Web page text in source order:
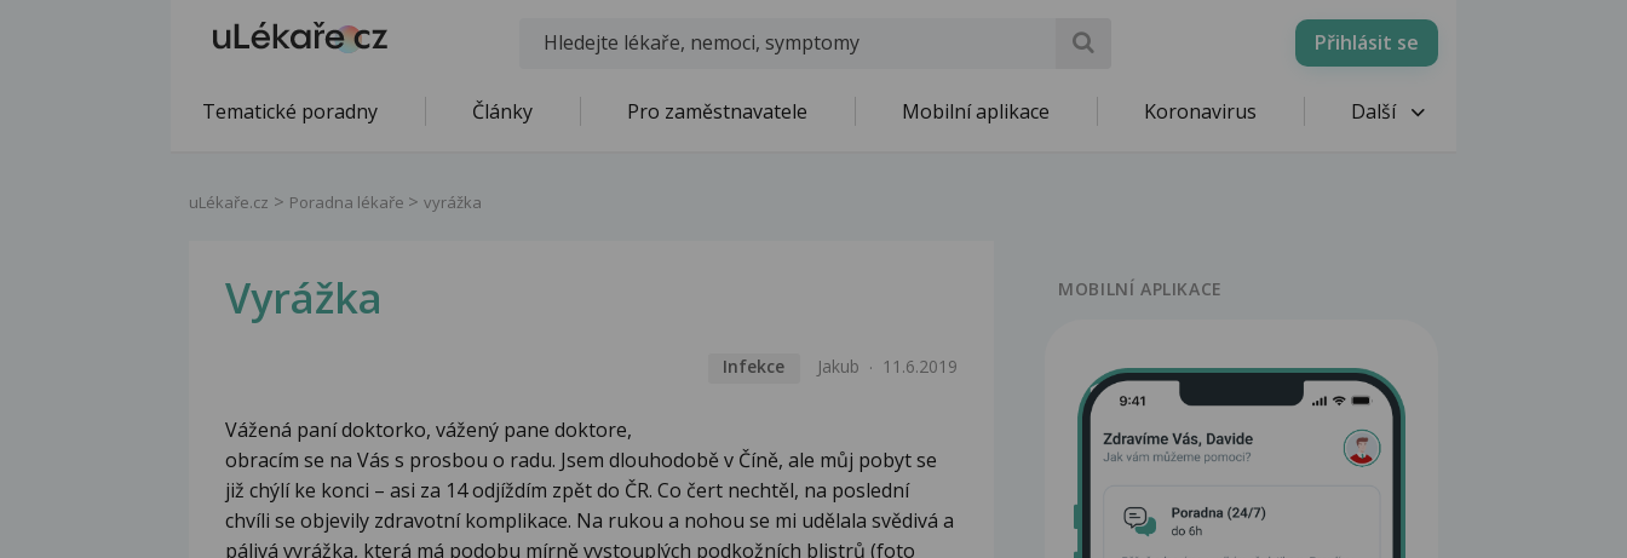
Přihlásit se
Tematické poradny Články Pro zaměstnavatele Mobilní aplikace Koronavirus Další
uLékaře.cz Poradna lékaře vyrážka
Vyrážka
Infekce Jakub 11.6.2019
Vážená paní doktorko, vážený pane doktore,
obracím se na Vás s prosbou o radu. Jsem dlouhodobě v Číně, ale můj pobyt se
již chýlí ke konci – asi za 14 odjíždím zpět do ČR. Co čert nechtěl, na poslední
chvíli se objevily zdravotní komplikace. Na rukou a nohou se mi udělala svědivá a
pálivá vyrážka, která má podobu mírně vystouplých podkožních blistrů (foto
MOBILNÍ APLIKACE